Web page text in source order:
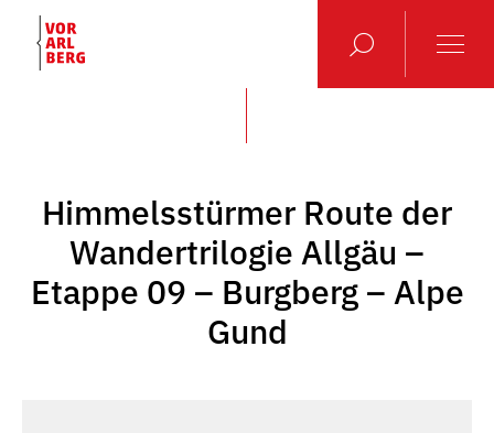
Himmelsstürmer Route der
Wandertrilogie Allgäu –
Etappe 09 – Burgberg – Alpe
Gund